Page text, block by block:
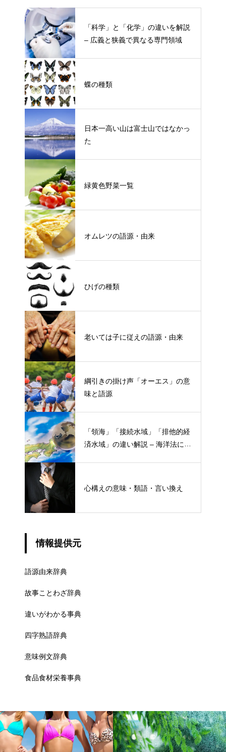
「科学」と「化学」の違いを解説
– 広義と狭義で異なる専門領域
蝶の種類
日本一高い山は富士山ではなかっ
た
緑黄色野菜一覧
オムレツの語源・由来
ひげの種類
老いては子に従えの語源・由来
綱引きの掛け声「オーエス」の意
味と語源
「領海」「接続水域」「排他的経
済水域」の違い解説 – 海洋法にお
心構えの意味・類語・言い換え
情報提供元
語源由来辞典
故事ことわざ辞典
違いがわかる事典
四字熟語辞典
意味例文辞典
食品食材栄養事典